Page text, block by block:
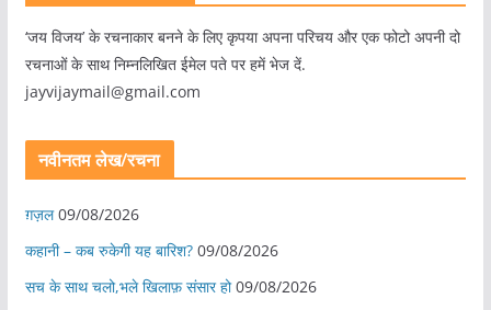
‘जय विजय’ के रचनाकार बनने के लिए कृपया अपना परिचय और एक फोटो अपनी दो
रचनाओं के साथ निम्नलिखित ईमेल पते पर हमें भेज दें.
jayvijaymail@gmail.com
नवीनतम लेख/रचना
ग़ज़ल 09/08/2026
कहानी – कब रुकेगी यह बारिश? 09/08/2026
सच के साथ चलो,भले खिलाफ़ संसार हो 09/08/2026